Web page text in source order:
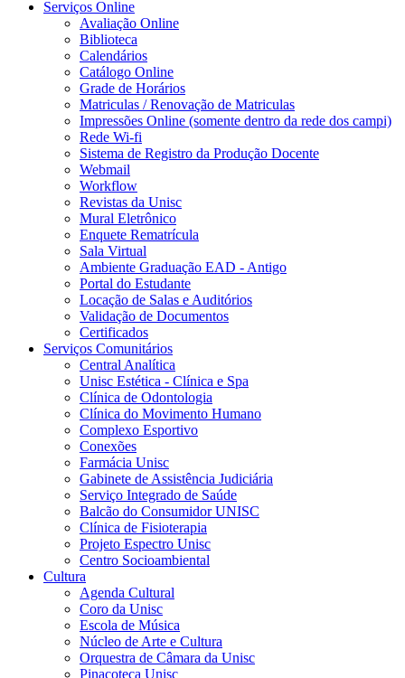
Serviços Online
Avaliação Online
Biblioteca
Calendários
Catálogo Online
Grade de Horários
Matriculas / Renovação de Matriculas
Impressões Online (somente dentro da rede dos campi)
Rede Wi-fi
Sistema de Registro da Produção Docente
Webmail
Workflow
Revistas da Unisc
Mural Eletrônico
Enquete Rematrícula
Sala Virtual
Ambiente Graduação EAD - Antigo
Portal do Estudante
Locação de Salas e Auditórios
Validação de Documentos
Certificados
Serviços Comunitários
Central Analítica
Unisc Estética - Clínica e Spa
Clínica de Odontologia
Clínica do Movimento Humano
Complexo Esportivo
Conexões
Farmácia Unisc
Gabinete de Assistência Judiciária
Serviço Integrado de Saúde
Balcão do Consumidor UNISC
Clínica de Fisioterapia
Projeto Espectro Unisc
Centro Socioambiental
Cultura
Agenda Cultural
Coro da Unisc
Escola de Música
Núcleo de Arte e Cultura
Orquestra de Câmara da Unisc
Pinacoteca Unisc